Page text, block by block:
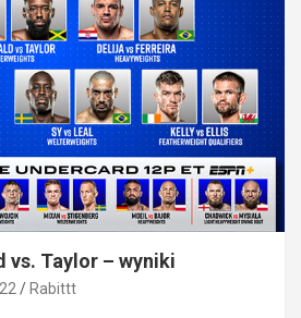
vs. Taylor – wyniki
Rabittt